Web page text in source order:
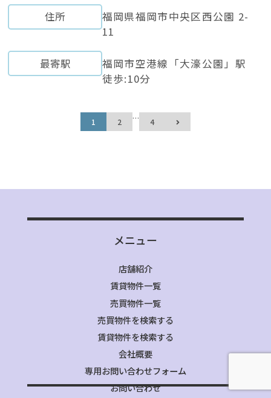
住所
福岡県福岡市中央区西公園 2-
11
最寄駅
福岡市空港線「大濠公園」駅
徒歩:10分
1 2 … 4
メニュー
店舗紹介
賃貸物件一覧
売買物件一覧
売買物件を検索する
賃貸物件を検索する
会社概要
専用お問い合わせフォーム
お問い合わせ